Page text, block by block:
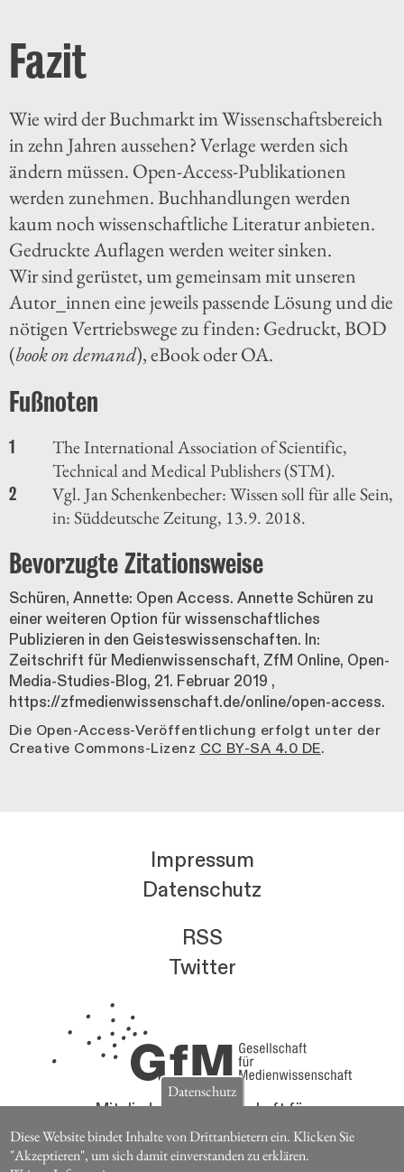
Fazit
Wie wird der Buchmarkt im Wissenschaftsbereich
in zehn Jahren aussehen? Verlage werden sich
ändern müssen. Open-Access-Publikationen
werden zunehmen. Buchhandlungen werden
kaum noch wissenschaftliche Literatur anbieten.
Gedruckte Auflagen werden weiter sinken.
Wir sind gerüstet, um gemeinsam mit unseren
Autor_innen eine jeweils passende Lösung und die
nötigen Vertriebswege zu finden: Gedruckt, BOD
(book on demand), eBook oder OA.
1
The International Association of Scientific,
Technical and Medical Publishers (STM).
2
Vgl. Jan Schenkenbecher: Wissen soll für alle Sein,
in: Süddeutsche Zeitung, 13.9. 2018.
Bevorzugte Zitationsweise
Schüren, Annette: Open Access. Annette Schüren zu
einer weiteren Option für wissenschaftliches
Publizieren in den Geisteswissenschaften. In:
Zeitschrift für Medienwissenschaft, ZfM Online, Open-
Media-Studies-Blog, 21. Februar 2019 ,
https://zfmedienwissenschaft.de/online/open-access.
Die Open-Access-Veröffentlichung erfolgt unter der
Creative Commons-Lizenz CC BY-SA 4.0 DE.
Impressum
Datenschutz
RSS
Twitter
Mitglieder der Gesellschaft für
Medienwissenschaft erhalten die Zeitschrift für
Medienwissenschaft kostenlos.
Datenschutz
Diese Website bindet Inhalte von Drittanbietern ein. Klicken Sie
"Akzeptieren", um sich damit einverstanden zu erklären.